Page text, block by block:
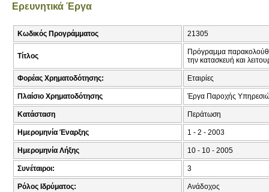
Ερευνητικά Έργα
Κωδικός Προγράμματος 21305
Τίτλος
Πρόγραμμα
την κατασκευή και
Φορέας Χρηματοδότησης: Εταιρίες
Πλαίσιο Χρηματοδότησης Έργα Παροχής
Κατάσταση Περάτωση
Ημερομηνία Έναρξης 1 - 2 - 2003
Ημερομηνία Λήξης 10 - 10 - 2005
Συνέταιροι: 3
Ρόλος Ιδρύματος: Ανάδοχος